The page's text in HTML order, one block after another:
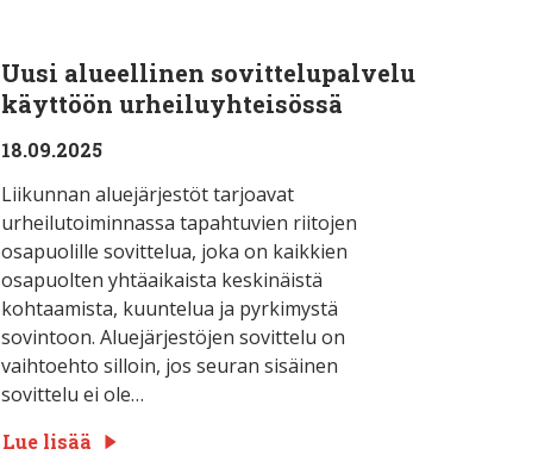
Uusi alueellinen sovittelupalvelu
käyttöön urheiluyhteisössä
18.09.2025
Liikunnan aluejärjestöt tarjoavat
urheilutoiminnassa tapahtuvien riitojen
osapuolille sovittelua, joka on kaikkien
osapuolten yhtäaikaista keskinäistä
kohtaamista, kuuntelua ja pyrkimystä
sovintoon. Aluejärjestöjen sovittelu on
vaihtoehto silloin, jos seuran sisäinen
sovittelu ei ole…
Lue lisää